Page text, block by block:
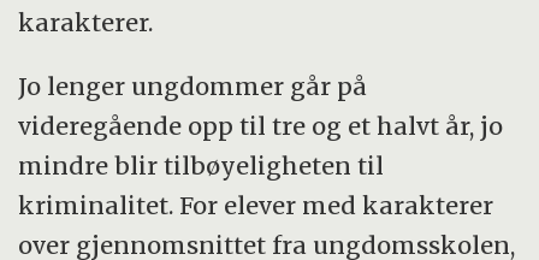
karakterer.
Jo lenger ungdommer går på
videregående opp til tre og et halvt år, jo
mindre blir tilbøyeligheten til
kriminalitet. For elever med karakterer
over gjennomsnittet fra ungdomsskolen,